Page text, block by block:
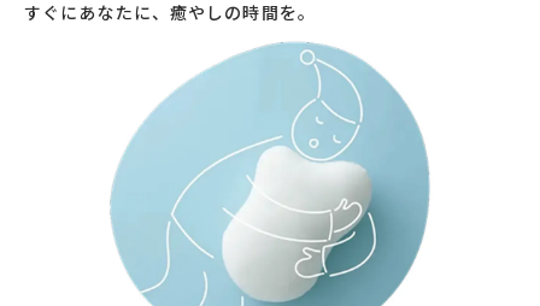
すぐにあなたに、癒やしの時間を。